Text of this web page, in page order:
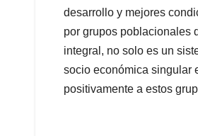
desarrollo y mejores
por grupos poblacionales
integral, no solo es un
socio económica singular
positivamente a estos